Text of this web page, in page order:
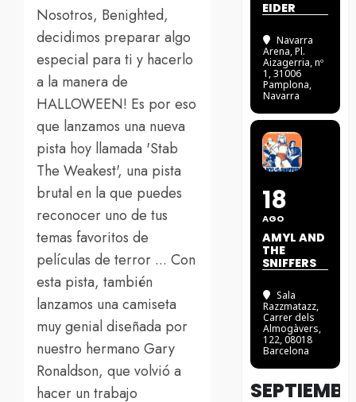
Nosotros, Benighted,
decidimos preparar algo
especial para ti y hacerlo
a la manera de
HALLOWEEN! Es por eso
que lanzamos una nueva
pista hoy llamada 'Stab
The Weakest', una pista
brutal en la que puedes
reconocer uno de tus
temas favoritos de
películas de terror ... Con
esta pista, también
lanzamos una camiseta
muy genial diseñada por
nuestro hermano Gary
Ronaldson, que volvió a
hacer un trabajo
EIDER
Navarra
Arena, Pl.
Aizagerria, nº
1, 31006
Pamplona,
Navarra
18
AGO
AMYL AND
THE
SNIFFERS
Sala
Razzmatazz,
Carrer dels
Almogàvers,
122, 08018
Barcelona